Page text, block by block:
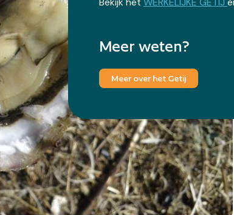
Meer weten?
Meer over het Getij